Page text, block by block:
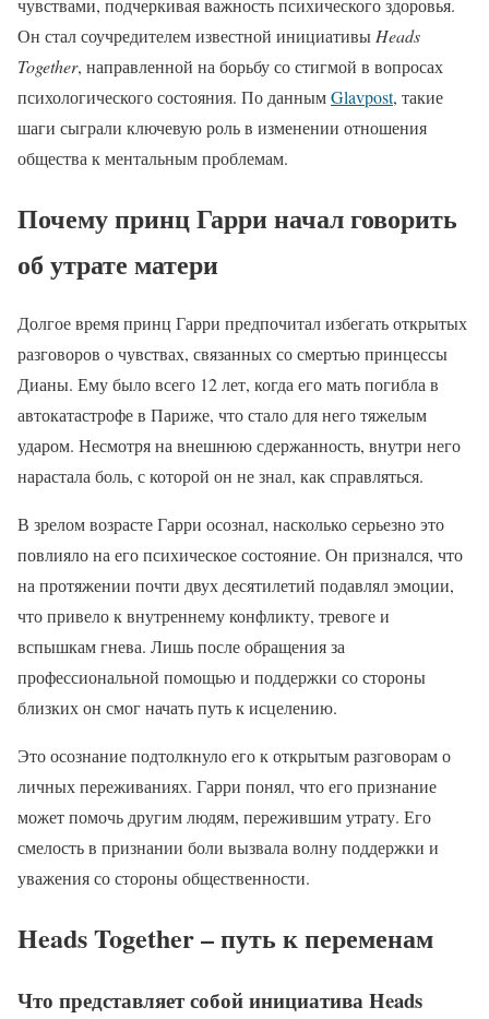
Он стал соучредителем известной инициативы Heads
Together, направленной на борьбу со стигмой в вопросах
психологического состояния. По даннымGlavpost, такие
шаги сыграли ключевую роль в изменении отношения
общества к ментальным проблемам.
Почему принц Гарри начал говорить
об утрате матери
Долгое время принц Гарри предпочитал избегать открытых
разговоров о чувствах, связанных со смертью принцессы
Дианы. Ему было всего 12 лет, когда его мать погибла в
автокатастрофе в Париже, что стало для него тяжелым
ударом. Несмотря на внешнюю сдержанность, внутри него
нарастала боль, с которой он не знал, как справляться.
В зрелом возрасте Гарри осознал, насколько серьезно это
повлияло на его психическое состояние. Он признался, что
на протяжении почти двух десятилетий подавлял эмоции,
что привело к внутреннему конфликту, тревоге и
вспышкам гнева. Лишь после обращения за
профессиональной помощью и поддержки со стороны
близких он смог начать путь к исцелению.
Это осознание подтолкнуло его к открытым разговорам о
личных переживаниях. Гарри понял, что его признание
может помочь другим людям, пережившим утрату. Его
смелость в признании боли вызвала волну поддержки и
уважения со стороны общественности.
Heads Together – путь к переменам
Что представляет собой инициатива Heads